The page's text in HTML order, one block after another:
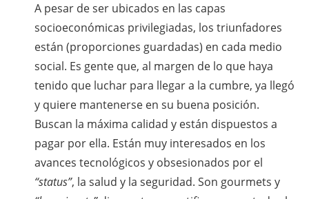
A pesar de ser ubicados en las capas
socioeconómicas privilegiadas, los triunfadores
están (proporciones guardadas) en cada medio
social. Es gente que, al margen de lo que haya
tenido que luchar para llegar a la cumbre, ya llegó
y quiere mantenerse en su buena posición.
Buscan la máxima calidad y están dispuestos a
pagar por ella. Están muy interesados en los
avances tecnológicos y obsesionados por el
“status”, la salud y la seguridad. Son gourmets y